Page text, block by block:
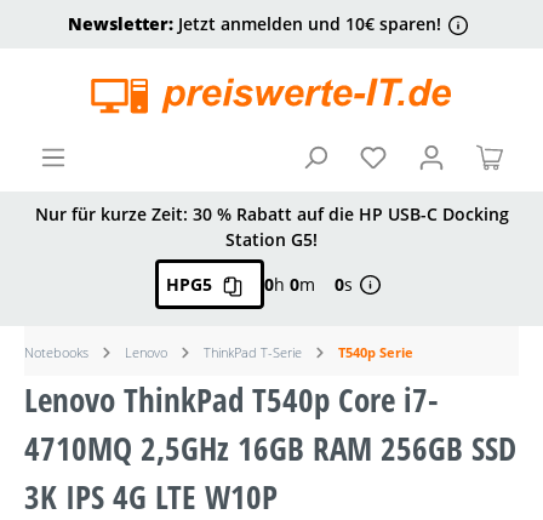
springen
Newsletter:Jetzt anmelden und 10€ sparen!
Nur für kurze Zeit: 30 % Rabatt auf die HP USB-C Docking
Station G5!
HPG5
0h 0m 0s
Notebooks Lenovo ThinkPad T-Serie T540p Serie
Lenovo ThinkPad T540p Core i7-
4710MQ 2,5GHz 16GB RAM 256GB SSD
3K IPS 4G LTE W10P